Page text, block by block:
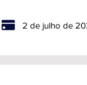
2 de julho de